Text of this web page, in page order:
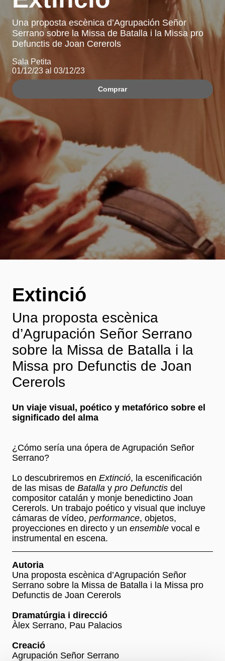
Una proposta escènica d’Agrupación Señor
Serrano sobre la Missa de Batalla i la Missa pro
Defunctis de Joan Cererols
Sala Petita
01/12/23 al 03/12/23
Comprar
Extinció
Una proposta escènica
d’Agrupación Señor Serrano
sobre la Missa de Batalla i la
Missa pro Defunctis de Joan
Cererols
Un viaje visual, poético y metafórico sobre el
significado del alma
¿Cómo sería una ópera de Agrupación Señor
Serrano?
Lo descubriremos en Extinció, la escenificación
de las misas de Batalla y pro Defunctis del
compositor catalán y monje benedictino Joan
Cererols. Un trabajo poético y visual que incluye
cámaras de vídeo, performance, objetos,
proyecciones en directo y un ensemble vocal e
instrumental en escena.
Autoria
Una proposta escènica d’Agrupación Señor
Serrano sobre la Missa de Batalla i la Missa pro
Defunctis de Joan Cererols
Dramatúrgia i direcció
Àlex Serrano, Pau Palacios
Creació
Agrupación Señor Serrano